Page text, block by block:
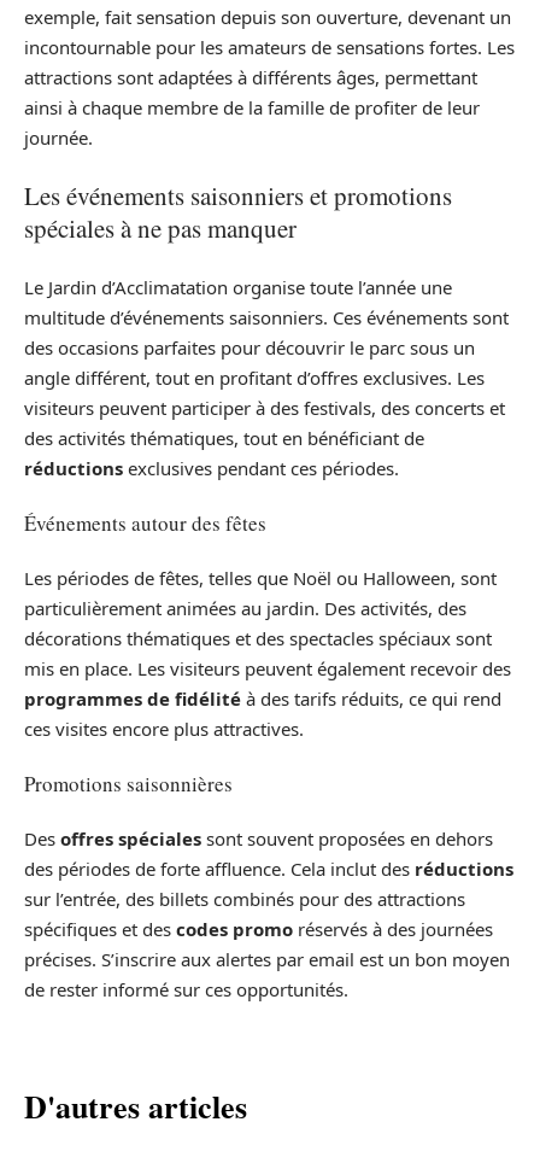
exemple, fait sensation depuis son ouverture, devenant un
incontournable pour les amateurs de sensations fortes. Les
attractions sont adaptées à différents âges, permettant
ainsi à chaque membre de la famille de profiter de leur
journée.
Les événements saisonniers et promotions
spéciales à ne pas manquer
Le Jardin d’Acclimatation organise toute l’année une
multitude d’événements saisonniers. Ces événements sont
des occasions parfaites pour découvrir le parc sous un
angle différent, tout en profitant d’offres exclusives. Les
visiteurs peuvent participer à des festivals, des concerts et
des activités thématiques, tout en bénéficiant de
réductions exclusives pendant ces périodes.
Événements autour des fêtes
Les périodes de fêtes, telles que Noël ou Halloween, sont
particulièrement animées au jardin. Des activités, des
décorations thématiques et des spectacles spéciaux sont
mis en place. Les visiteurs peuvent également recevoir des
programmes de fidélité à des tarifs réduits, ce qui rend
ces visites encore plus attractives.
Promotions saisonnières
Des offres spéciales sont souvent proposées en dehors
des périodes de forte affluence. Cela inclut des réductions
sur l’entrée, des billets combinés pour des attractions
spécifiques et des codes promo réservés à des journées
précises. S’inscrire aux alertes par email est un bon moyen
de rester informé sur ces opportunités.
D'autres articles